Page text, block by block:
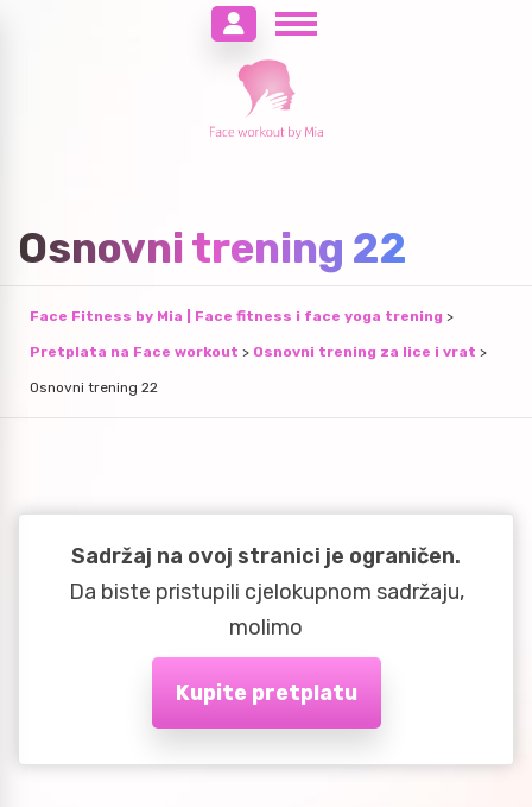
Osnovni trening 22
Face Fitness by Mia | Face fitness i face yoga trening >
Pretplata na Face workout > Osnovni trening za lice i vrat >
Osnovni trening 22
Sadržaj na ovoj stranici je ograničen.
Da biste pristupili cjelokupnom sadržaju,
molimo
Kupite pretplatu